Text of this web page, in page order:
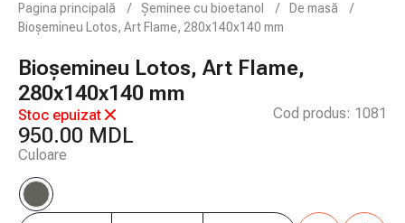
Pagina principală Șeminee cu bioetanol
De masă
Bioșemineu Lotos, Art Flame, 280x140x140 mm
Bioșemineu Lotos, Art Flame,
280x140x140 mm
Stoc epuizat Cod produs: 1081
950.00 MDL
Culoare